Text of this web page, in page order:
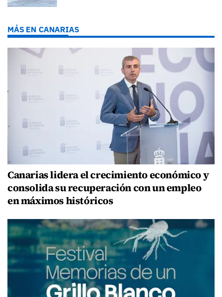
MÁS EN CANARIAS
Canarias lidera el crecimiento económico y
consolida su recuperación con un empleo
en máximos históricos